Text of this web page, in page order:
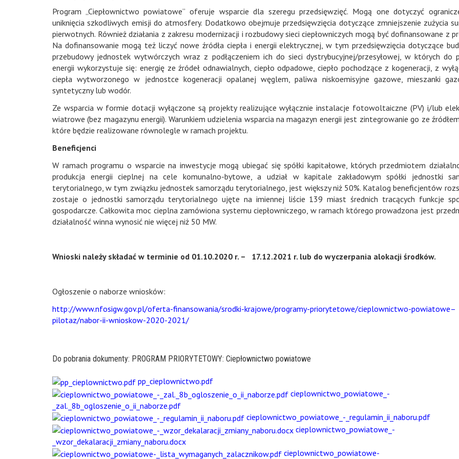
Program „Ciepłownictwo powiatowe” oferuje wsparcie dla szeregu przedsięwzięć. Mogą one dotyczyć
uniknięcia szkodliwych emisji do atmosfery. Dodatkowo obejmuje przedsięwzięcia dotyczące zmniejszenie zużycia
pierwotnych. Również działania z zakresu modernizacji i rozbudowy sieci ciepłowniczych mogą być dofinansowane z
Na dofinansowanie mogą też liczyć nowe źródła ciepła i energii elektrycznej, w tym przedsięwzięcia dotyczące
przebudowy jednostek wytwórczych wraz z podłączeniem ich do sieci dystrybucyjnej/przesyłowej, w których do
energii wykorzystuje się: energię ze źródeł odnawialnych, ciepło odpadowe, ciepło pochodzące z kogeneracji, z
ciepła wytworzonego w jednostce kogeneracji opalanej węglem, paliwa niskoemisyjne gazowe, mieszanki
syntetyczny lub wodór.
Ze wsparcia w formie dotacji wyłączone są projekty realizujące wyłącznie instalacje fotowoltaiczne (PV) i/lub
wiatrowe (bez magazynu energii). Warunkiem udzielenia wsparcia na magazyn energii jest zintegrowanie go ze
które będzie realizowane równolegle w ramach projektu.
Beneficjenci
W ramach programu o wsparcie na inwestycje mogą ubiegać się spółki kapitałowe, których przedmiotem
produkcja energii cieplnej na cele komunalno-bytowe, a udział w kapitale zakładowym spółki jednostki
terytorialnego, w tym związku jednostek samorządu terytorialnego, jest większy niż 50%. Katalog beneficjentów
zostaje o jednostki samorządu terytorialnego ujęte na imiennej liście 139 miast średnich tracących funkcje
gospodarcze. Całkowita moc cieplna zamówiona systemu ciepłowniczego, w ramach którego prowadzona jest
działalność winna wynosić nie więcej niż 50 MW.
Wnioski należy składać w terminie od 01.10.2020 r. – 17.12.2021 r. lub do wyczerpania alokacji środków.
Ogłoszenie o naborze wniosków:
http://www.nfosigw.gov.pl/oferta-finansowania/srodki-krajowe/programy-priorytetowe/cieplownictwo-powiatowe–
pilotaz/nabor-ii-wnioskow-2020-2021/
Do pobrania dokumenty: PROGRAM PRIORYTETOWY: Ciepłownictwo powiatowe
pp_cieplownictwo.pdf
cieplownictwo_powiatowe_-
_zal._8b_ogloszenie_o_ii_naborze.pdf
cieplownictwo_powiatowe_-_regulamin_ii_naboru.pdf
cieplownictwo_powiatowe_-
_wzor_dekalaracji_zmiany_naboru.docx
cieplownictwo_powiatowe-